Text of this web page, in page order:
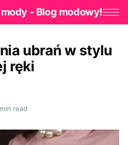
- Blog modowy!
ubrań w stylu
ręki
read